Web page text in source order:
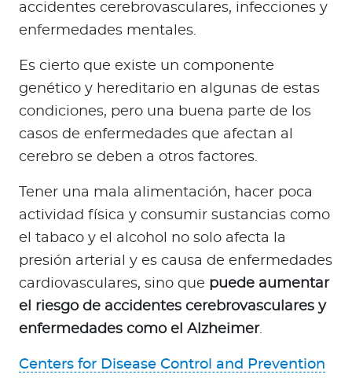
accidentes cerebrovasculares, infecciones y
enfermedades mentales.
Es cierto que existe un componente
genético y hereditario en algunas de estas
condiciones, pero una buena parte de los
casos de enfermedades que afectan al
cerebro se deben a otros factores.
Tener una mala alimentación, hacer poca
actividad física y consumir sustancias como
el tabaco y el alcohol no solo afecta la
presión arterial y es causa de enfermedades
cardiovasculares, sino que puede aumentar
el riesgo de accidentes cerebrovasculares y
enfermedades como el Alzheimer.
Centers for Disease Control and Prevention